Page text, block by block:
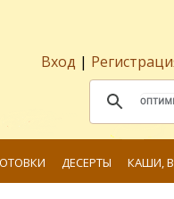
Вход |
ДЕСЕРТЫ КАШИ,